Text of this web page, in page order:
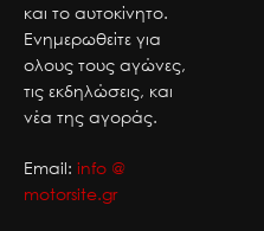
και το αυτοκίνητο.
Ενημερωθείτε για
ολους τους αγώνες,
τις εκδηλώσεις, και
νέα της αγοράς.
Email: info @
motorsite.gr